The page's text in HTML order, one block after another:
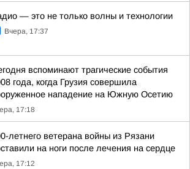
— это не только волны и технологии
Вчера, 17:37
вспоминают трагические события
года, когда Грузия совершила
нападение на Южную Осетию
17:18
летнего ветерана войны из Рязани
на ноги после лечения на сердце
17:12